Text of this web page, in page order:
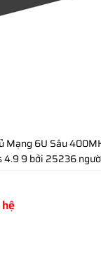
Mạng 6U Sâu
4.99bởi 25236